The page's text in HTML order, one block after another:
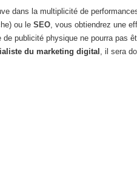
dans la multiplicité de
ou le SEO, vous obtiendrez une
publicité physique ne pourra pas
du marketing digital , il sera